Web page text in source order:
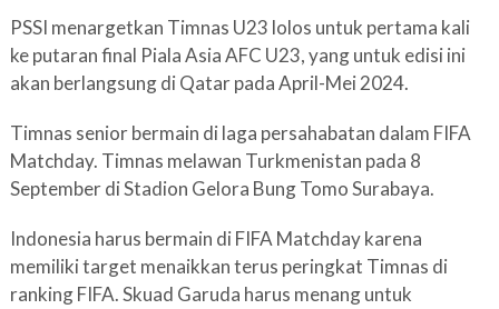
PSSI menargetkan Timnas U23 lolos untuk pertama kali
ke putaran final Piala Asia AFC U23, yang untuk edisi ini
akan berlangsung di Qatar pada April-Mei 2024.
Timnas senior bermain di laga persahabatan dalam FIFA
Matchday. Timnas melawan Turkmenistan pada 8
September di Stadion Gelora Bung Tomo Surabaya.
Indonesia harus bermain di FIFA Matchday karena
memiliki target menaikkan terus peringkat Timnas di
ranking FIFA. Skuad Garuda harus menang untuk